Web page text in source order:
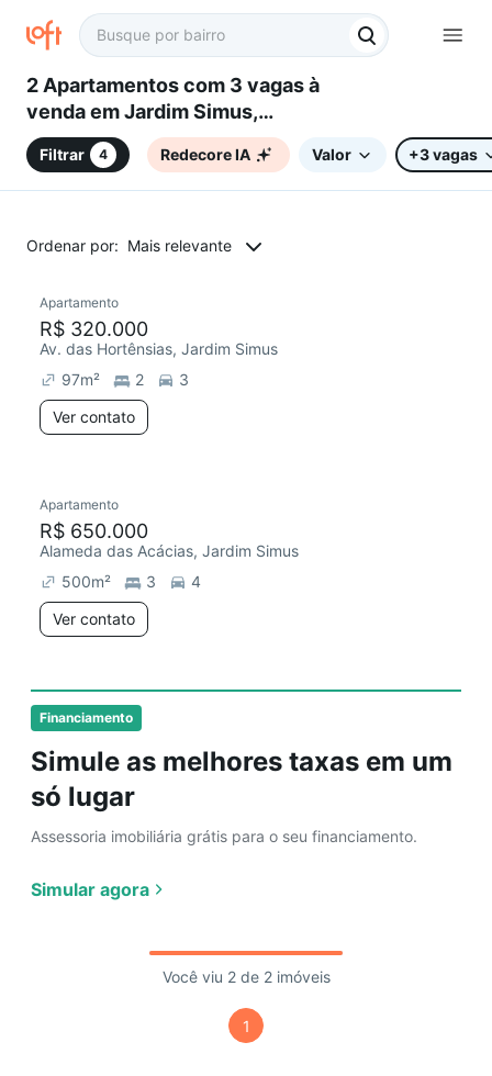
2 Apartamentos com 3 vagas à
venda em Jardim Simus,
Sorocaba, SP
Filtrar 4 Redecore IA Valor +3 vagas
Ordenar por: Mais relevante
Financiamento
Simule as melhores taxas em um
só lugar
Assessoria imobiliária grátis para o seu financiamento.
Simular agora
Chegou hoje
Apartamento
R$ 320.000
Av. das Hortênsias, Jardim Simus
97m² 2
3
Ver contato
Chegou há 1 dia
Apartamento
R$ 650.000
Alameda das Acácias, Jardim Simus
500m² 3
4
Ver contato
Você viu 2 de 2 imóveis
1